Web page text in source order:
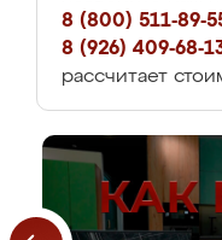
8 (800) 511-89-
8 (926) 409-68-
рассчитает